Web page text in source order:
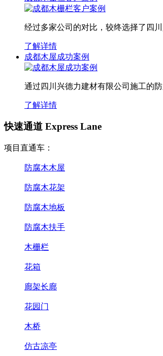
经过多家公司的对比，较终选择了四
了解详情
成都木屋成功案例
通过四川兴德力建材有限公司施工的
了解详情
快速通道 Express Lane
项目直通车：
防腐木木屋
防腐木花架
防腐木地板
防腐木扶手
木栅栏
花箱
廊架长廊
花园门
木桥
仿古凉亭